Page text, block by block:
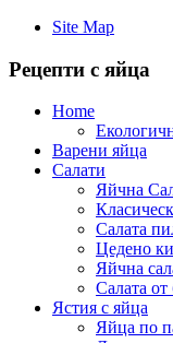
Site Map
Рецепти с яйца
Home
Варени яйца
Салати
Яйчна
Салата
Цедено
Яйчна
Салата
Ястия с яйца
Яйца по